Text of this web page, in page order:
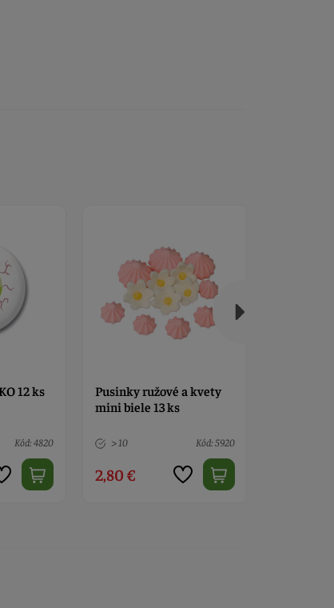
kvety
Kód: 5920
Pusinky ružové 22 ks
6 ks Kód: 3770
3,50 €